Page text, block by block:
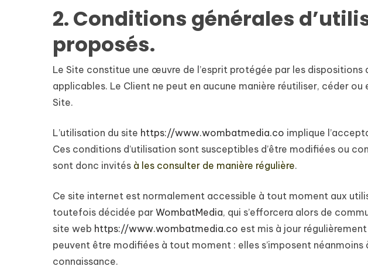
2. Conditions générales
proposés.
Le Site constitue une œuvre de l’esprit protégée par les
applicables. Le Client ne peut en aucune manière réutiliser, céder
Site.
L’utilisation du site https://www.wombatmedia.co implique
Ces conditions d’utilisation sont susceptibles d’être modifiées ou
sont donc invités à les consulter de manière régulière.
Ce site internet est normalement accessible à tout moment aux
toutefois décidée parWombatMedia, qui s’efforcera alors de
site web https://www.wombatmedia.co est mis à jour
peuvent être modifiées à tout moment : elles s’imposent néanmoins
connaissance.